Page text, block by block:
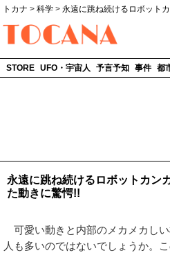
トカナ > 科学 > 永遠に跳ね続けるロボットカ
STORE UFO・宇宙人 予言予知 事件 都
永遠に跳ね続けるロボットカン
た動きに驚愕!!
可愛い動きと内部のメカメカし
人も多いのではないでしょうか。